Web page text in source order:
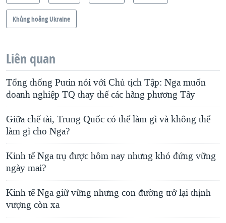
Khủng hoảng Ukraine
Liên quan
Tổng thống Putin nói với Chủ tịch Tập: Nga muốn
doanh nghiệp TQ thay thế các hãng phương Tây
Giữa chế tài, Trung Quốc có thể làm gì và không thể
làm gì cho Nga?
Kinh tế Nga trụ được hôm nay nhưng khó đứng vững
ngày mai?
Kinh tế Nga giữ vững nhưng con đường trở lại thịnh
vượng còn xa